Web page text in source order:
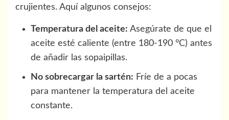
crujientes. Aquí algunos consejos:
Temperatura del aceite: Asegúrate de que el
aceite esté caliente (entre 180-190 °C) antes
de añadir las sopaipillas.
No sobrecargar la sartén: Fríe de a pocas
para mantener la temperatura del aceite
constante.